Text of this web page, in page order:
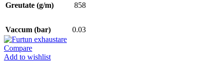
Greutate (g/m) 858
Vaccum (bar) 0.03
Compare
Add to wishlist